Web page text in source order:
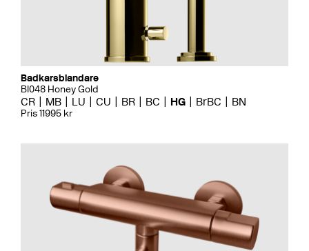
Badkarsblandare
BI048 Honey Gold
CR MB LU CU BR BC HG BrBC BN
Pris 11995 kr